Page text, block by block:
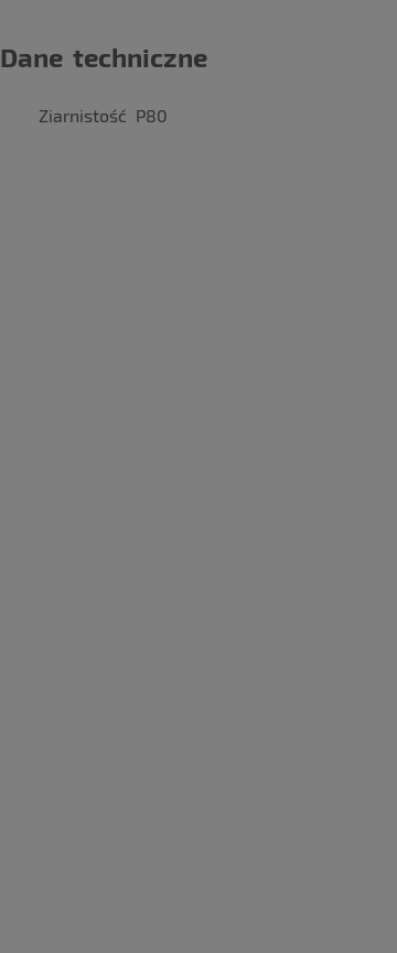
Dane techniczne
Ziarnistość P80